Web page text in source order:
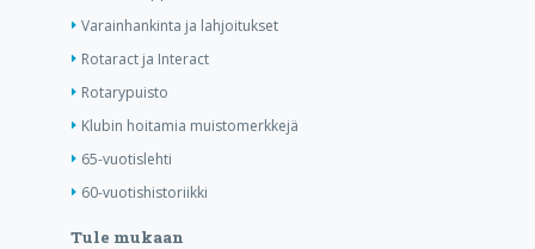
Varainhankinta ja lahjoitukset
Rotaract ja Interact
Rotarypuisto
Klubin hoitamia muistomerkkejä
65-vuotislehti
60-vuotishistoriikki
Tule mukaan